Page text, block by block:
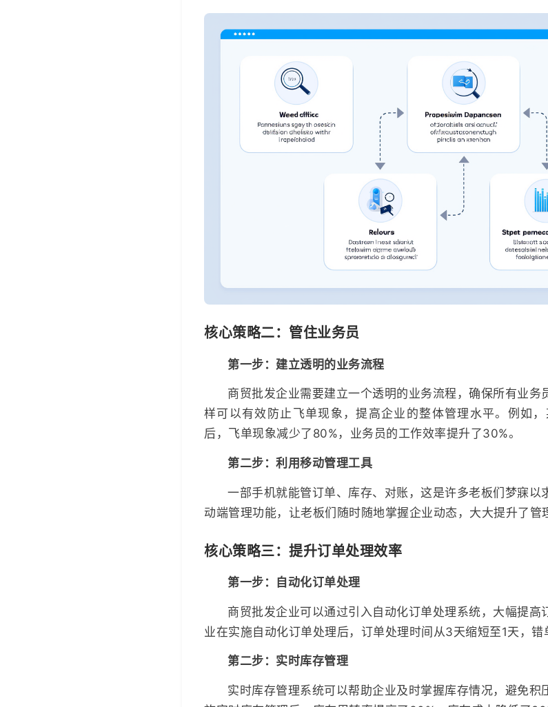
核心策略二：管住业务员
第一步：建立透明的业务流程
商贸批发企业需要建立一个透明的业务流程，确保所有业务
样可以有效防止飞单现象，提高企业的整体管理水平。例如
后，飞单现象减少了80%，业务员的工作效率提升了30%。
第二步：利用移动管理工具
一部手机就能管订单、库存、对账，这是许多老板们梦寐以
动端管理功能，让老板们随时随地掌握企业动态，大大提升了管
核心策略三：提升订单处理效率
第一步：自动化订单处理
商贸批发企业可以通过引入自动化订单处理系统，大幅提
业在实施自动化订单处理后，订单处理时间从3天缩短至1天，错
第二步：实时库存管理
实时库存管理系统可以帮助企业及时掌握库存情况，避免积